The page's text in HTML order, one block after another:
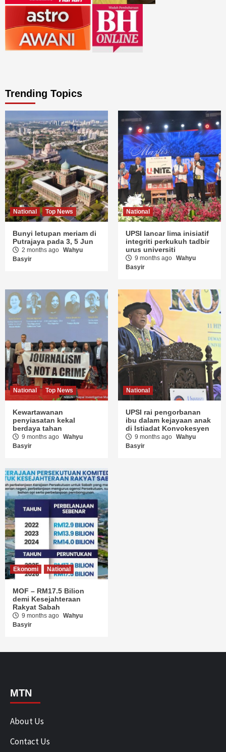
Trending Topics
National Top News
Bunyi letupan meriam di
Putrajaya pada 3, 5 Jun
2 months ago Wahyu
Basyir
National
UPSI lancar lima inisiatif
integriti perkukuh tadbir
urus universiti
9 months ago Wahyu
Basyir
National Top News
Kewartawanan
penyiasatan kekal
berdaya tahan
9 months ago Wahyu
Basyir
National
UPSI rai pengorbanan
ibu dalam kejayaan anak
di Istiadat Konvokesyen
9 months ago Wahyu
Basyir
Ekonomi National
MOF – RM17.5 Bilion
demi Kesejahteraan
Rakyat Sabah
9 months ago Wahyu
Basyir
MTN
About Us
Contact Us